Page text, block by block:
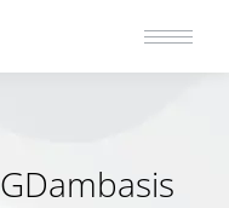
GDambasis